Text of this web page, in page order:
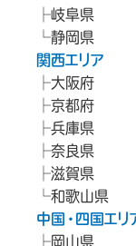
岐阜県
静岡県
関西エリア
大阪府
京都府
兵庫県
奈良県
滋賀県
和歌山県
中国・四国エリ
岡山県